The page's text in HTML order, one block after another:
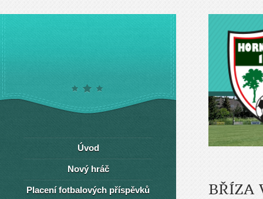
BŘÍZA
Úvod
Nový hráč
Placení fotbalových příspěvků